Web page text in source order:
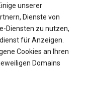
unserer
Dienste von
Diensten zu nutzen,
für Anzeigen.
Cookies an Ihren
Domains